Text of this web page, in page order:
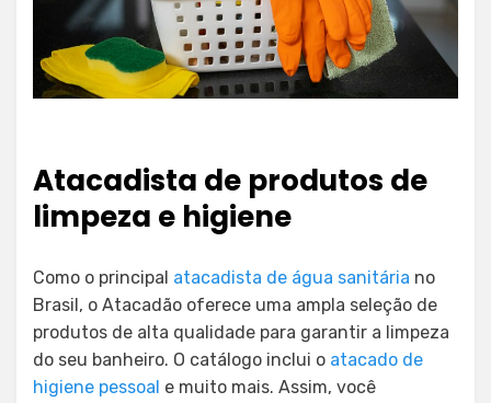
Atacadista de produtos de
limpeza e higiene
Como o principal atacadista de água sanitária no
Brasil, o Atacadão oferece uma ampla seleção de
produtos de alta qualidade para garantir a limpeza
do seu banheiro. O catálogo inclui o atacado de
higiene pessoal e muito mais. Assim, você